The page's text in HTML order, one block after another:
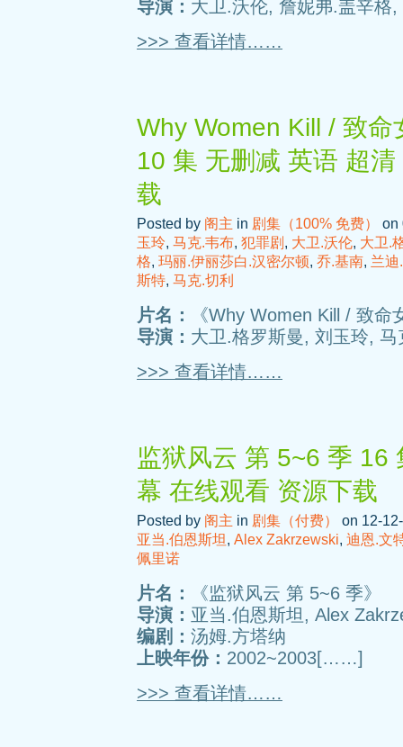
导演： 大卫.沃伦, 詹妮弗.盖辛
>>> 查看详情……
Why Women Kill / 致
10 集 无删减 英语 超
载
Posted by 阁主 in 剧集（100% 免费）
on
玉玲, 马克.韦布, 犯罪剧 , 大卫.沃伦, 大卫.
格, 玛丽.伊丽莎白.汉密尔顿, 乔.基南, 兰迪
斯特, 马克.切利
片名：
《Why Women Kill / 致
导演： 大卫.格罗斯曼, 刘玉玲,
>>> 查看详情……
监狱风云 第 5~6 季 16
幕 在线观看 资源下载
Posted by 阁主 in 剧集（付费）
on 12-
亚当.伯恩斯坦 , Alex Zakrzewski, 迪恩.文
佩里诺
片名：
《监狱风云 第 5~6 季》
导演： 亚当.伯恩斯坦, Alex
编剧： 汤姆.方塔纳
上映年份： 2002~2003[……]
>>> 查看详情……